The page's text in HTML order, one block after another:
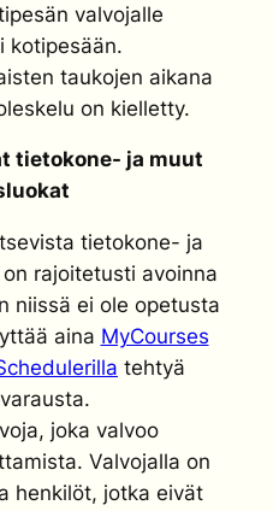
valvojalle
kotipesään.
taukojen aikana
on kielletty.
tietokone- ja muut
tietokone- ja
rajoitetusti avoinna
niissä ei ole opetusta
aina MyCourses
tehtyä
joka valvoo
Valvojalla on
henkilöt, jotka eivät